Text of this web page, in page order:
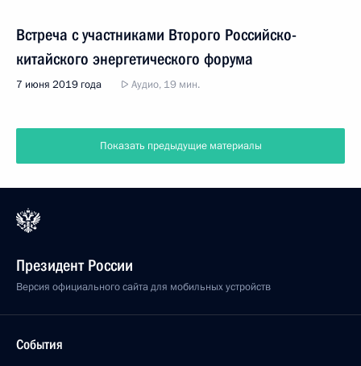
Встреча с участниками Второго Российско-
китайского энергетического форума
7 июня 2019 года Аудио, 19 мин.
Показать предыдущие материалы
Президент России
Версия официального сайта для мобильных устройств
События